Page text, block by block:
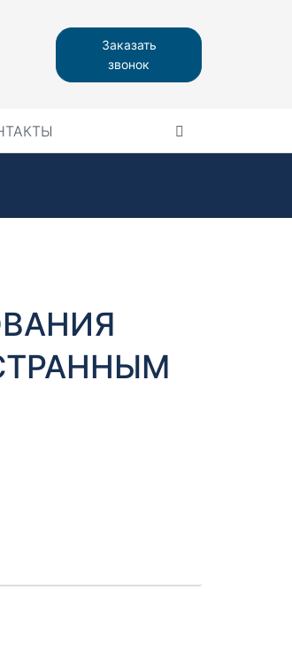
Заказать
звонок